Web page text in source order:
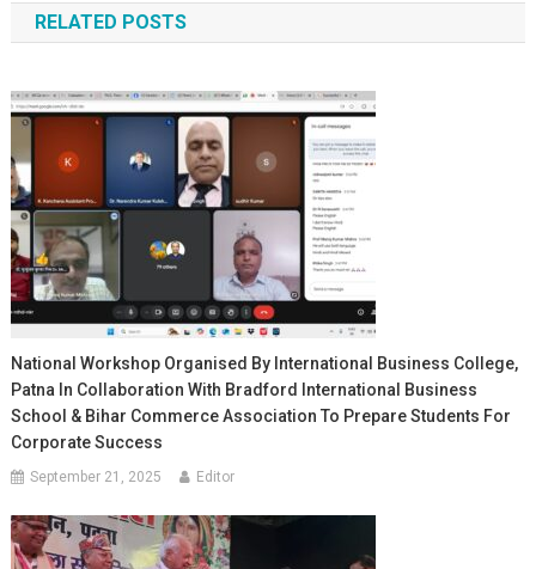
RELATED POSTS
National Workshop Organised By International Business College,
Patna In Collaboration With Bradford International Business
School & Bihar Commerce Association To Prepare Students For
Corporate Success
September 21, 2025 Editor